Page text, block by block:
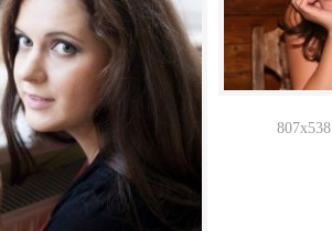
807x538